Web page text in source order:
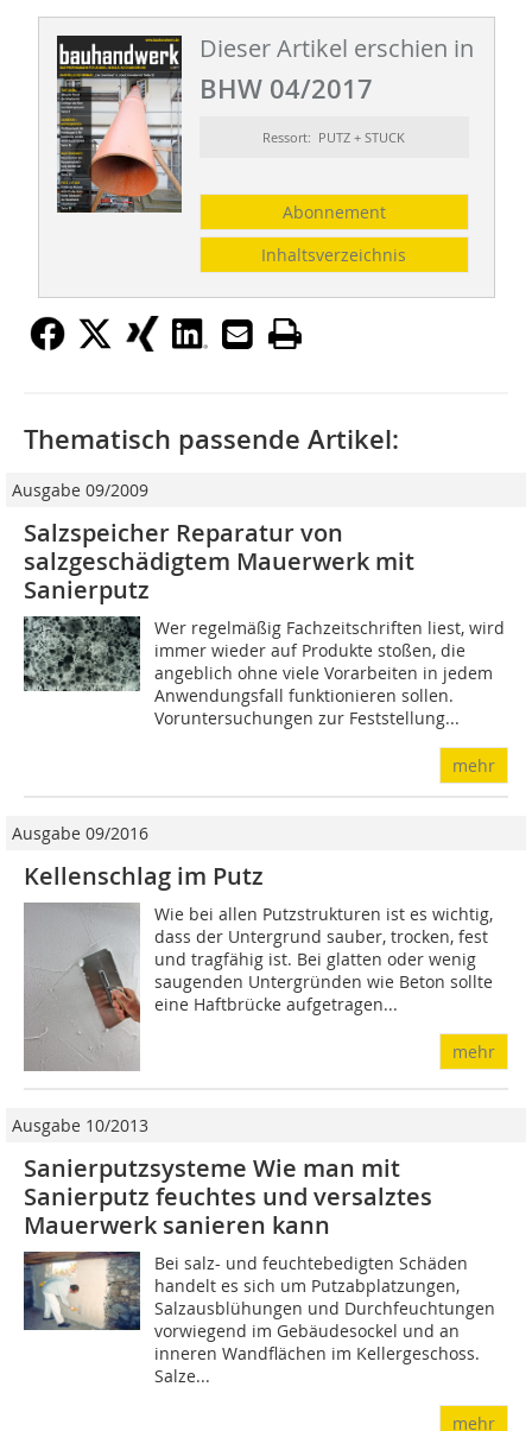
Dieser Artikel erschien in
BHW 04/2017
Ressort: PUTZ + STUCK
Abonnement
Inhaltsverzeichnis
Thematisch passende Artikel:
Ausgabe 09/2009
Salzspeicher Reparatur von
salzgeschädigtem Mauerwerk mit
Sanierputz
Wer regelmäßig Fachzeitschriften liest, wird
immer wieder auf Produkte stoßen, die
angeblich ohne viele Vorarbeiten in jedem
Anwendungsfall funktionieren sollen.
Voruntersuchungen zur Feststellung...
mehr
Ausgabe 09/2016
Kellenschlag im Putz
Wie bei allen Putzstrukturen ist es wichtig,
dass der Untergrund sauber, trocken, fest
und tragfähig ist. Bei glatten oder wenig
saugenden Untergründen wie Beton sollte
eine Haftbrücke aufgetragen...
mehr
Ausgabe 10/2013
Sanierputzsysteme Wie man mit
Sanierputz feuchtes und versalztes
Mauerwerk sanieren kann
Bei salz- und feuchtebedigten Schäden
handelt es sich um Putzabplatzungen,
Salzausblühungen und Durchfeuchtungen
vorwiegend im Gebäudesockel und an
inneren Wandflächen im Kellergeschoss.
Salze...
mehr